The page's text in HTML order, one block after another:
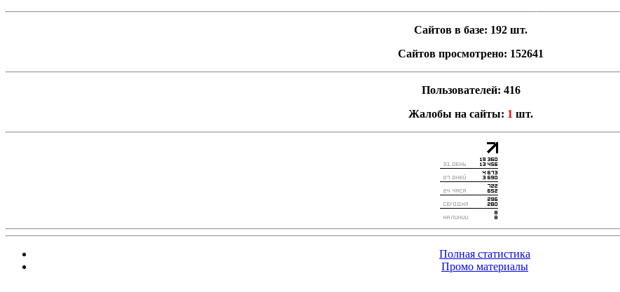
Сайтов в базе: 192 шт.
Сайтов просмотрено: 152641
Пользователей: 416
Жалобы на сайты: 1 шт.
Полная статистика
Промо материалы